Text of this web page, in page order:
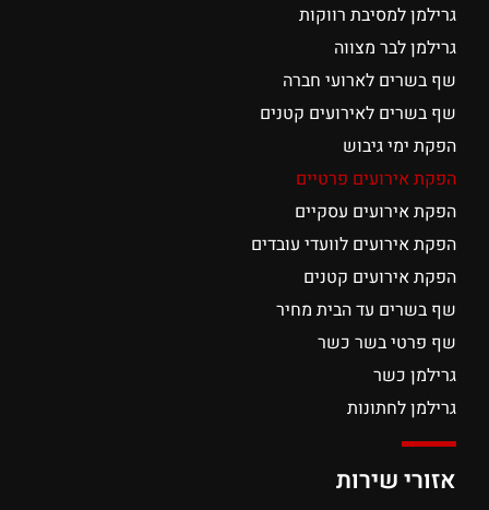
גרילמן למסיבת רווקות
גרילמן לבר מצווה
שף בשרים לארועי חברה
שף בשרים לאירועים קטנים
הפקת ימי גיבוש
הפקת אירועים פרטיים
הפקת אירועים עסקיים
הפקת אירועים לוועדי עובדים
הפקת אירועים קטנים
שף בשרים עד הבית מחיר
שף פרטי בשר כשר
גרילמן כשר
גרילמן לחתונות
אזורי שירות